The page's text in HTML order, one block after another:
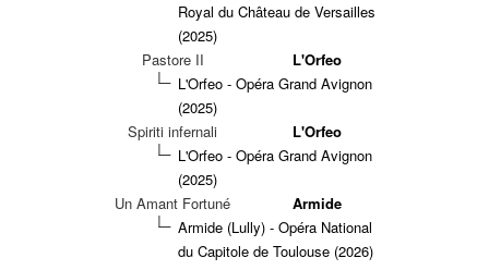
Royal du Château de Versailles
(2025)
Pastore II
L'Orfeo
L'Orfeo - Opéra Grand Avignon
(2025)
Spiriti infernali
L'Orfeo
L'Orfeo - Opéra Grand Avignon
(2025)
Un Amant Fortuné
Armide
Armide (Lully) - Opéra National
du Capitole de Toulouse (2026)